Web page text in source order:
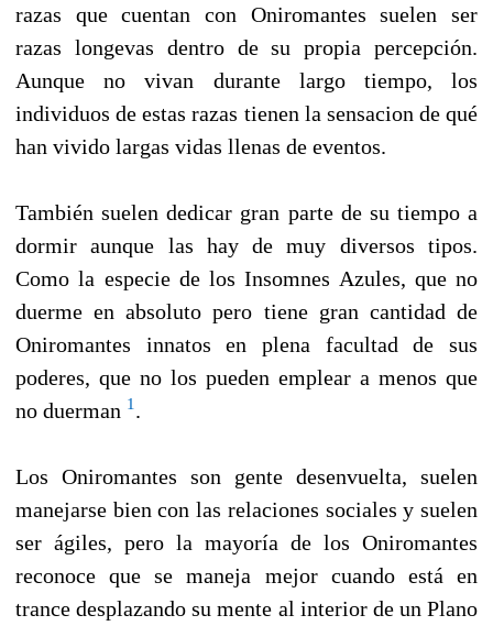
razas que cuentan con Oniromantes suelen ser
razas longevas dentro de su propia percepción.
Aunque no vivan durante largo tiempo, los
individuos de estas razas tienen la sensacion de qué
han vivido largas vidas llenas de eventos.
También suelen dedicar gran parte de su tiempo a
dormir aunque las hay de muy diversos tipos.
Como la especie de los Insomnes Azules, que no
duerme en absoluto pero tiene gran cantidad de
Oniromantes innatos en plena facultad de sus
poderes, que no los pueden emplear a menos que
no duerman 1 .
Los Oniromantes son gente desenvuelta, suelen
manejarse bien con las relaciones sociales y suelen
ser ágiles, pero la mayoría de los Oniromantes
reconoce que se maneja mejor cuando está en
trance desplazando su mente al interior de un Plano